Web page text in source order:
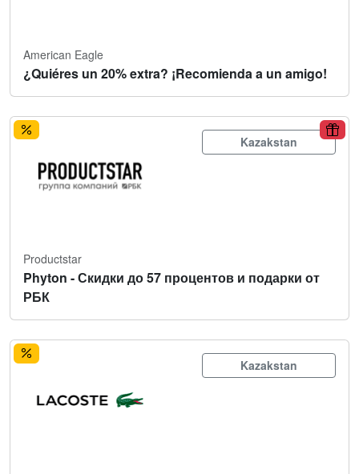
American Eagle
¿Quiéres un 20% extra? ¡Recomienda a un amigo!
Kazakstan
Productstar
Phyton - Скидки до 57 процентов и подарки от
РБК
Kazakstan